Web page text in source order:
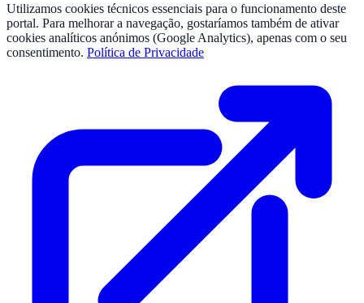
Utilizamos cookies técnicos essenciais para o funcionamento deste
portal. Para melhorar a navegação, gostaríamos também de ativar
cookies analíticos anónimos (Google Analytics), apenas com o seu
consentimento. Política de Privacidade